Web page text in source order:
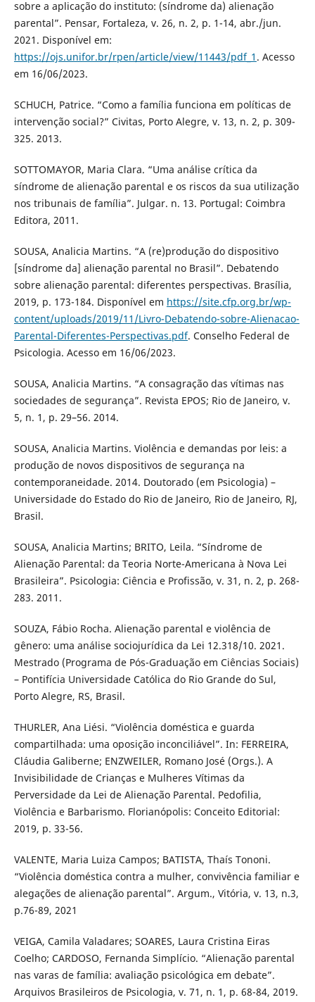
sobre a aplicação do instituto: (síndrome da) alienação
parental”. Pensar, Fortaleza, v. 26, n. 2, p. 1-14, abr./jun.
2021. Disponível em:
https://ojs.unifor.br/rpen/article/view/11443/pdf_1 . Acesso
em 16/06/2023.
SCHUCH, Patrice. “Como a família funciona em políticas de
intervenção social?” Civitas, Porto Alegre, v. 13, n. 2, p. 309-
325. 2013.
SOTTOMAYOR, Maria Clara. “Uma análise crítica da
síndrome de alienação parental e os riscos da sua utilização
nos tribunais de família”. Julgar. n. 13. Portugal: Coimbra
Editora, 2011.
SOUSA, Analicia Martins. “A (re)produção do dispositivo
[síndrome da] alienação parental no Brasil”. Debatendo
sobre alienação parental: diferentes perspectivas. Brasília,
2019, p. 173-184. Disponível em https://site.cfp.org.br/wp-
content/uploads/2019/11/Livro-Debatendo-sobre-Alienacao-
Parental-Diferentes-Perspectivas.pdf. Conselho Federal de
Psicologia. Acesso em 16/06/2023.
SOUSA, Analicia Martins. “A consagração das vítimas nas
sociedades de segurança”. Revista EPOS; Rio de Janeiro, v.
5, n. 1, p. 29–56. 2014.
SOUSA, Analicia Martins. Violência e demandas por leis: a
produção de novos dispositivos de segurança na
contemporaneidade. 2014. Doutorado (em Psicologia) –
Universidade do Estado do Rio de Janeiro, Rio de Janeiro, RJ,
Brasil.
SOUSA, Analicia Martins; BRITO, Leila. “Síndrome de
Alienação Parental: da Teoria Norte-Americana à Nova Lei
Brasileira”. Psicologia: Ciência e Profissão, v. 31, n. 2, p. 268-
283. 2011.
SOUZA, Fábio Rocha. Alienação parental e violência de
gênero: uma análise sociojurídica da Lei 12.318/10. 2021.
Mestrado (Programa de Pós-Graduação em Ciências Sociais)
– Pontifícia Universidade Católica do Rio Grande do Sul,
Porto Alegre, RS, Brasil.
THURLER, Ana Liési. “Violência doméstica e guarda
compartilhada: uma oposição inconciliável”. In: FERREIRA,
Cláudia Galiberne; ENZWEILER, Romano José (Orgs.). A
Invisibilidade de Crianças e Mulheres Vítimas da
Perversidade da Lei de Alienação Parental. Pedofilia,
Violência e Barbarismo. Florianópolis: Conceito Editorial:
2019, p. 33-56.
VALENTE, Maria Luiza Campos; BATISTA, Thaís Tononi.
“Violência doméstica contra a mulher, convivência familiar e
alegações de alienação parental”. Argum., Vitória, v. 13, n.3,
p.76-89, 2021
VEIGA, Camila Valadares; SOARES, Laura Cristina Eiras
Coelho; CARDOSO, Fernanda Simplício. “Alienação parental
nas varas de família: avaliação psicológica em debate”.
Arquivos Brasileiros de Psicologia, v. 71, n. 1, p. 68-84, 2019.